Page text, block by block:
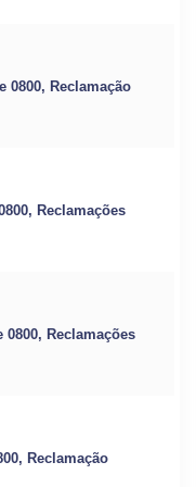
0800, Reclamação
Reclamações
Reclamações
Reclamação